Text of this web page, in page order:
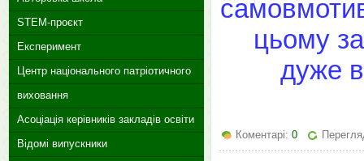
цьому
дуже
Коментарі: 0
STEM-проєкт
Експеримент
Центр національного патріотичного
виховання
Асоціація керівників закладів освіти
Відомі випускники